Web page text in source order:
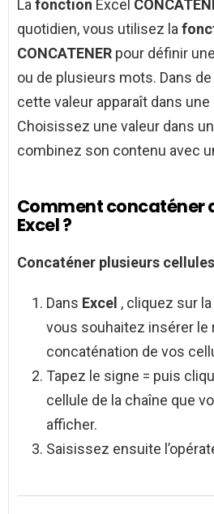
La fonction Excel
quotidien, vous utilisez la
CONCATENER pour définir une
ou de plusieurs mots. Dans
cette valeur apparaît dans
Choisissez une valeur dans
combinez son contenu avec
Comment concaténer
Excel ?
Concaténer plusieurs
Dans Excel , cliquez sur
vous souhaitez insérer le
concaténation de vos
Tapez le signe = puis
cellule de la chaîne que
afficher.
Saisissez ensuite